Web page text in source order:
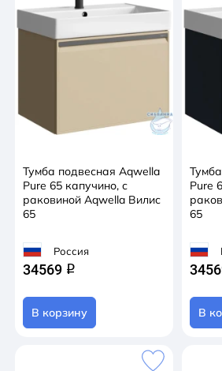
Тумба подвесная Aqwella
Pure 65 капучино, с
раковиной Aqwella Вилис
65
Россия
34569 q
В корзину
Pure
65
В